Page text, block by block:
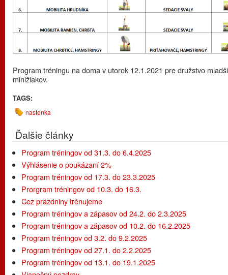
Program tréningu na doma v utorok 12.1.2021 pre družstvo
minižiakov.
TAGS:
nastenka
Ďalšie články
Program tréningov od 31.3. do 6.4.2025
Výhlásenie o poukázaní 2%
Program tréningov od 17.3. do 23.3.2025
Prorgram tréningov od 10.3. do 16.3.
Cez prázdniny trénujeme
Program tréningov a zápasov od 24.2. do 2.3.2025
Program tréningov a zápasov od 10.2. do 16.2.2025
Program tréningov od 3.2. do 9.2.2025
Program tréningov od 27.1. do 2.2.2025
Program tréningov od 13.1. do 19.1.2025